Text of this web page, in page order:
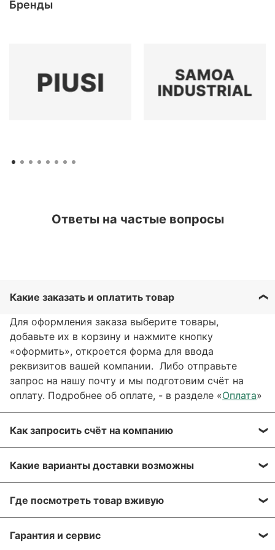
Бренды
Ответы на частые вопросы
Какие заказать и оплатить товар
Для оформления заказа выберите товары,
добавьте их в корзину и нажмите кнопку
«оформить», откроется форма для ввода
реквизитов вашей компании. Либо отправьте
запрос на нашу почту и мы подготовим счёт на
оплату. Подробнее об оплате, - в разделе «Оплата»
Как запросить счёт на компанию
оформлении заказа, отправить запрос на нашу
почту или через заявку через форму обратной
связи. Мы свяжемся с вами в течение нескольких
Для получения более подробной информации по
Какие варианты доставки возможны
описанные в разделе « Доставка»
самовывоз, доставка курьером, доставка через
транспортную компанию.
Где посмотреть товар вживую
большом количестве на наших складах в Москве и
Гарантия и сервис